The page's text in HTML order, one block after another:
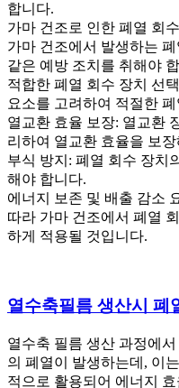
합니다.
가마 건조로 인한 폐열 회
가마 건조에서 발생하는
같은 예방 조치를 취해야
적합한 폐열 회수 장치 선
요소를 고려하여 적절한
열교환 효율 보장: 열교환
리하여 열교환 효율을 보
부식 방지: 폐열 회수 장치
해야 합니다.
에너지 보존 및 배출 감소
따라 가마 건조에서 폐열
하게 적용될 것입니다.
열수축필름 생산시 폐
열수축 필름 생산 과정에
의 폐열이 발생하는데, 이
적으로 활용되어 에너지